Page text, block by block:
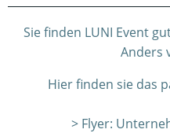
Sie finden LUNI Event
Anders
Hier finden sie das
> Flyer: